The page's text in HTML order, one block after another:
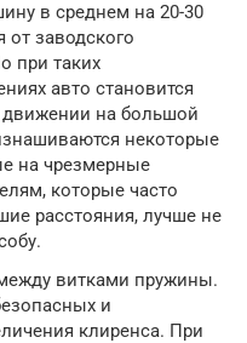
в среднем на 20-30
от заводского
при таких
авто становится
на большой
некоторые
на чрезмерные
которые часто
расстояния, лучше не
витками пружины.
и
клиренса. При